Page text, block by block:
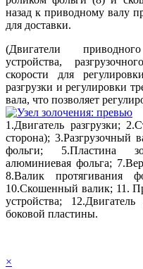
назад к приводному валу
для доставки.
(Двигатели
устройства,
скорости для
разгрузки и регулировки
вала, что позволяет
1.Двигатель разгрузки;
сторона);
фольги; 5.Пластина
алюминиевая фольга;
8.Валик протягивания
10.Скошенный валик; 11.
устройства;
боковой пластины.
×